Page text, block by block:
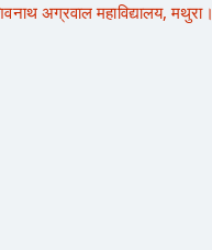
अग्रवाल महाविद्यालय, मथुरा।